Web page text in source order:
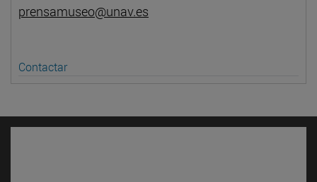
prensamuseo@unav.es
Contactar